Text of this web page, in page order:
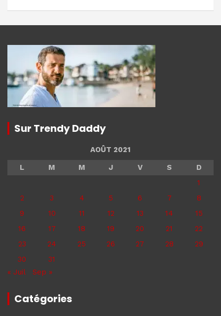
Sur Trendy Daddy
AOÛT 2021
L
M M J V S
D
1
2
3 4 5 6 7
8
9
10 11 12 13 14
15
16
17 18 19 20 21
22
23
24 25 26 27 28
29
30
31
« Juil
Sep »
Catégories